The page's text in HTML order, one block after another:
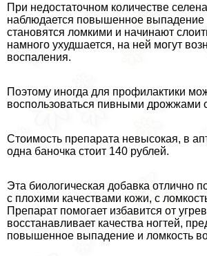
При недостаточном количестве
наблюдается повышенное выпадение
становятся ломкими и начинают
намного ухудшается, на ней могут
воспаления.
Поэтому иногда для профилактики
воспользоваться пивными дрожжами
Стоимость препарата невысокая, в
одна баночка стоит 140 рублей.
Эта биологическая добавка отлично
с плохими качествами кожи, с
Препарат помогает избавится от
восстанавливает качества ногтей,
повышенное выпадение и ломкость